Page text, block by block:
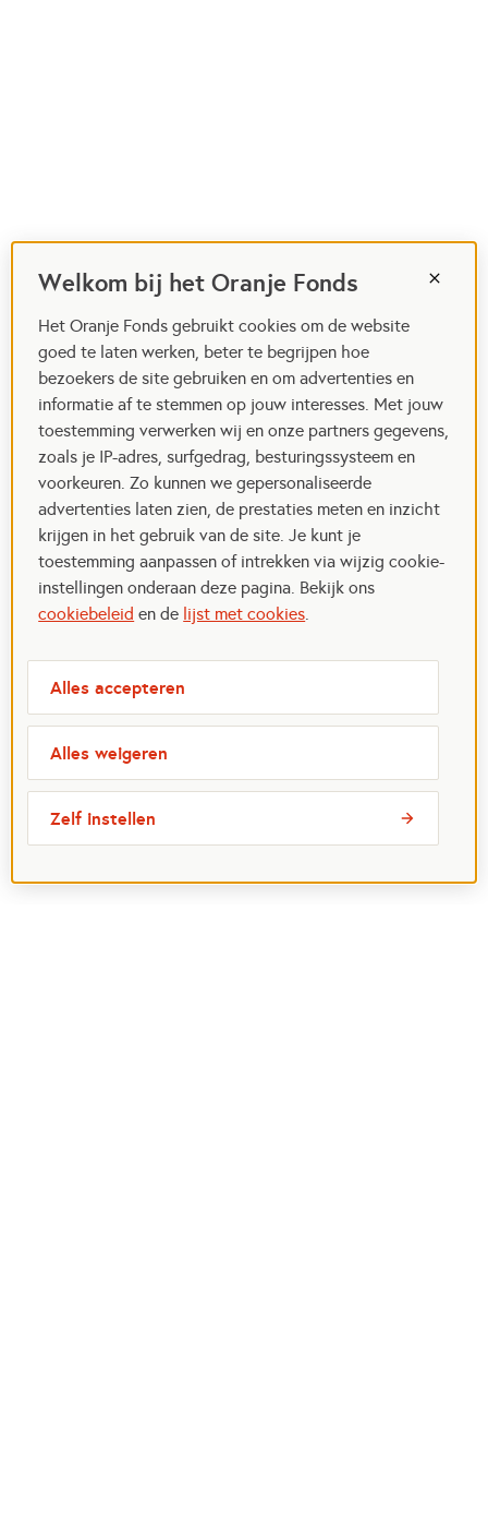
Welkom bij het Oranje Fonds
Het Oranje Fonds gebruikt cookies om de website
goed te laten werken, beter te begrijpen hoe
bezoekers de site gebruiken en om advertenties en
informatie af te stemmen op jouw interesses. Met jouw
toestemming verwerken wij en onze partners gegevens,
zoals je IP-adres, surfgedrag, besturingssysteem en
voorkeuren. Zo kunnen we gepersonaliseerde
advertenties laten zien, de prestaties meten en inzicht
krijgen in het gebruik van de site. Je kunt je
toestemming aanpassen of intrekken via wijzig cookie-
instellingen onderaan deze pagina. Bekijk ons
cookiebeleid en de lijst met cookies.
Alles accepteren
Alles weigeren
Zelf instellen